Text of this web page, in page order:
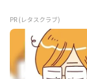
PR (レタスクラブ)